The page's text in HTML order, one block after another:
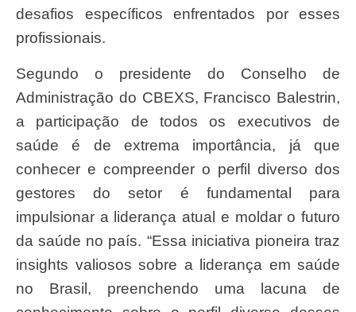
desafios específicos enfrentados por esses
profissionais.
Segundo o presidente do Conselho de
Administração do CBEXS, Francisco Balestrin,
a participação de todos os executivos de
saúde é de extrema importância, já que
conhecer e compreender o perfil diverso dos
gestores do setor é fundamental para
impulsionar a liderança atual e moldar o futuro
da saúde no país. “Essa iniciativa pioneira traz
insights valiosos sobre a liderança em saúde
no Brasil, preenchendo uma lacuna de